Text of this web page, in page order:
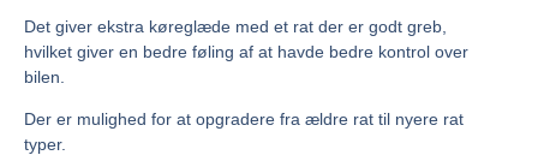
Det giver ekstra køreglæde med et rat der er godt greb,
hvilket giver en bedre føling af at havde bedre kontrol over
bilen.
Der er mulighed for at opgradere fra ældre rat til nyere rat
typer.